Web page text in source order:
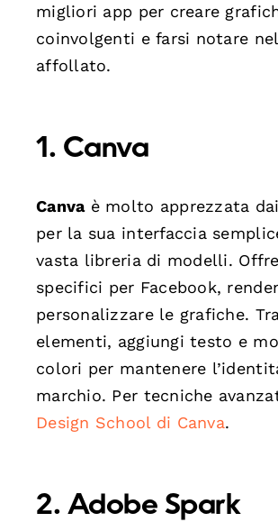
migliori app per creare
coinvolgenti e farsi notare
affollato.
1. Canva
Canvaè molto apprezzata
per la sua interfaccia
vasta libreria di modelli.
specifici per Facebook,
personalizzare le grafiche.
elementi, aggiungi testo e
colori per mantenere
marchio. Per tecniche
Design School di Canva.
2. Adobe Spark